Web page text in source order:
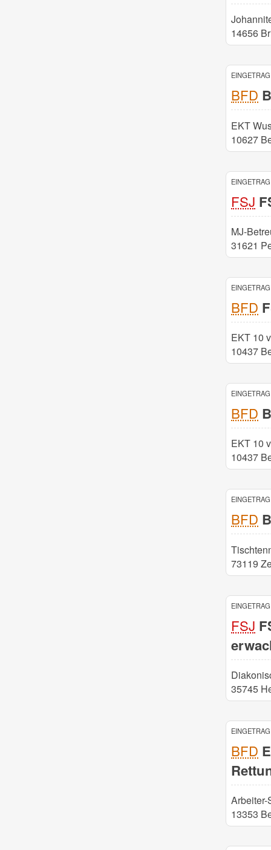
14656
BFD
EKT
10627
FSJ
MJ-
31621
BFD
EKT 10
10437
BFD
EKT 10
10437
BFD
73119
FSJ
35745
BFD
13353